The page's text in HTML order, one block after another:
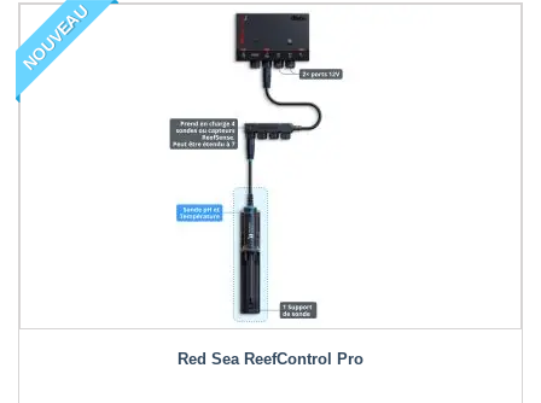
NOUVEAU
Red Sea ReefControl Pro